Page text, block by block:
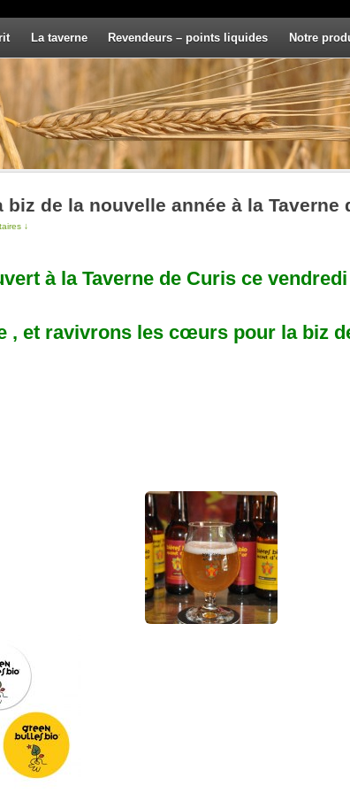
La taverne Revendeurs – points liquides Notre
de la nouvelle année à la Taverne
↓
à la Taverne de Curis ce
, et ravivrons les cœurs pour la biz